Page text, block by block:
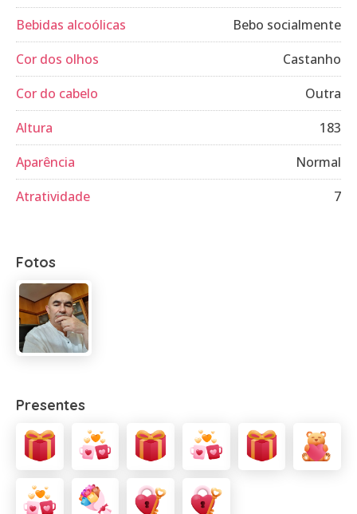
Bebidas alcoólicas
Bebo socialmente
Cor dos olhos
Castanho
Cor do cabelo
Outra
Altura
183
Aparência
Normal
Atratividade
7
Fotos
Presentes